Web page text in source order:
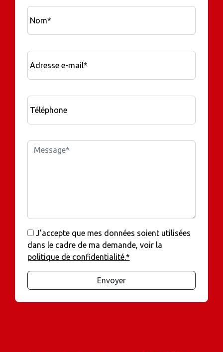
Nom*
Adresse e-mail*
Téléphone
J’accepte que mes données soient utilisées
dans le cadre de ma demande, voir la
politique de confidentialité.*
Envoyer